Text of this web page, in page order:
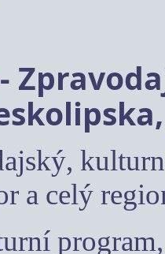
-
a celý